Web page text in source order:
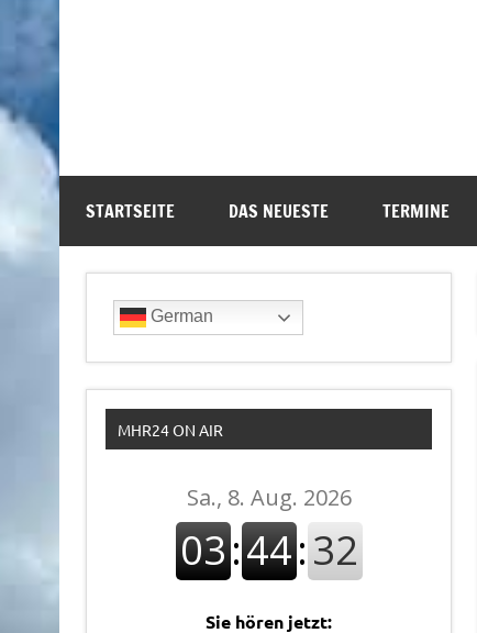
STARTSEITE DAS NEUESTE TERMINE
German
MHR24 ON AIR
Sie hören jetzt: